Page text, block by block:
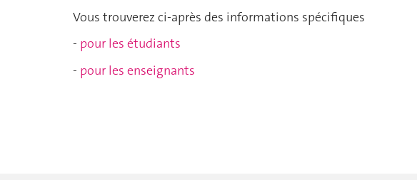
Vous trouverez ci-après des informations spécifiques
- pour les étudiants
- pour les enseignants